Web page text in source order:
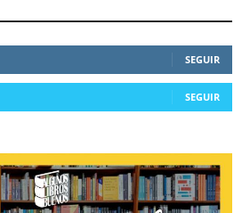
SEGUIR
SEGUIR